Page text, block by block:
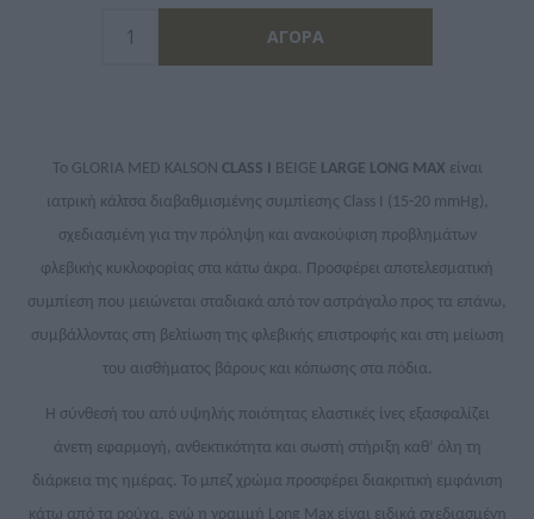
Το GLORIA MED KALSON CLASS I BEIGE LARGE LONG MAX είναι
ιατρική κάλτσα διαβαθμισμένης συμπίεσης Class I (15-20 mmHg),
σχεδιασμένη για την πρόληψη και ανακούφιση προβλημάτων
φλεβικής κυκλοφορίας στα κάτω άκρα. Προσφέρει αποτελεσματική
συμπίεση που μειώνεται σταδιακά από τον αστράγαλο προς τα επάνω,
συμβάλλοντας στη βελτίωση της φλεβικής επιστροφής και στη μείωση
του αισθήματος βάρους και κόπωσης στα πόδια.
Η σύνθεσή του από υψηλής ποιότητας ελαστικές ίνες εξασφαλίζει
άνετη εφαρμογή, ανθεκτικότητα και σωστή στήριξη καθ’ όλη τη
διάρκεια της ημέρας. Το μπεζ χρώμα προσφέρει διακριτική εμφάνιση
κάτω από τα ρούχα, ενώ η γραμμή Long Max είναι ειδικά σχεδιασμένη